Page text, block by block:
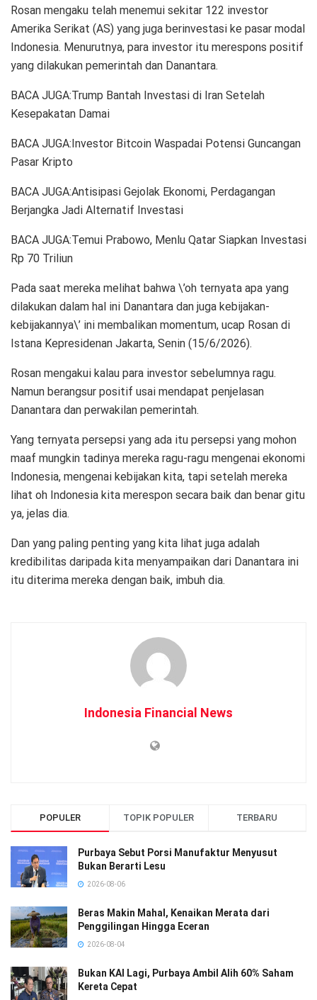
Rosan mengaku telah menemui sekitar 122 investor
Amerika Serikat (AS) yang juga berinvestasi ke pasar modal
Indonesia. Menurutnya, para investor itu merespons positif
yang dilakukan pemerintah dan Danantara.
BACA JUGA:Trump Bantah Investasi di Iran Setelah
Kesepakatan Damai
BACA JUGA:Investor Bitcoin Waspadai Potensi Guncangan
Pasar Kripto
BACA JUGA:Antisipasi Gejolak Ekonomi, Perdagangan
Berjangka Jadi Alternatif Investasi
BACA JUGA:Temui Prabowo, Menlu Qatar Siapkan Investasi
Rp 70 Triliun
Pada saat mereka melihat bahwa \’oh ternyata apa yang
dilakukan dalam hal ini Danantara dan juga kebijakan-
kebijakannya\’ ini membalikan momentum, ucap Rosan di
Istana Kepresidenan Jakarta, Senin (15/6/2026).
Rosan mengakui kalau para investor sebelumnya ragu.
Namun berangsur positif usai mendapat penjelasan
Danantara dan perwakilan pemerintah.
Yang ternyata persepsi yang ada itu persepsi yang mohon
maaf mungkin tadinya mereka ragu-ragu mengenai ekonomi
Indonesia, mengenai kebijakan kita, tapi setelah mereka
lihat oh Indonesia kita merespon secara baik dan benar gitu
ya, jelas dia.
Dan yang paling penting yang kita lihat juga adalah
kredibilitas daripada kita menyampaikan dari Danantara ini
itu diterima mereka dengan baik, imbuh dia.
Indonesia Financial News
POPULER TOPIK POPULER TERBARU
Purbaya Sebut Porsi Manufaktur Menyusut
Bukan Berarti Lesu
2026-08-06
Beras Makin Mahal, Kenaikan Merata dari
Penggilingan Hingga Eceran
2026-08-04
Bukan KAI Lagi, Purbaya Ambil Alih 60% Saham
Kereta Cepat